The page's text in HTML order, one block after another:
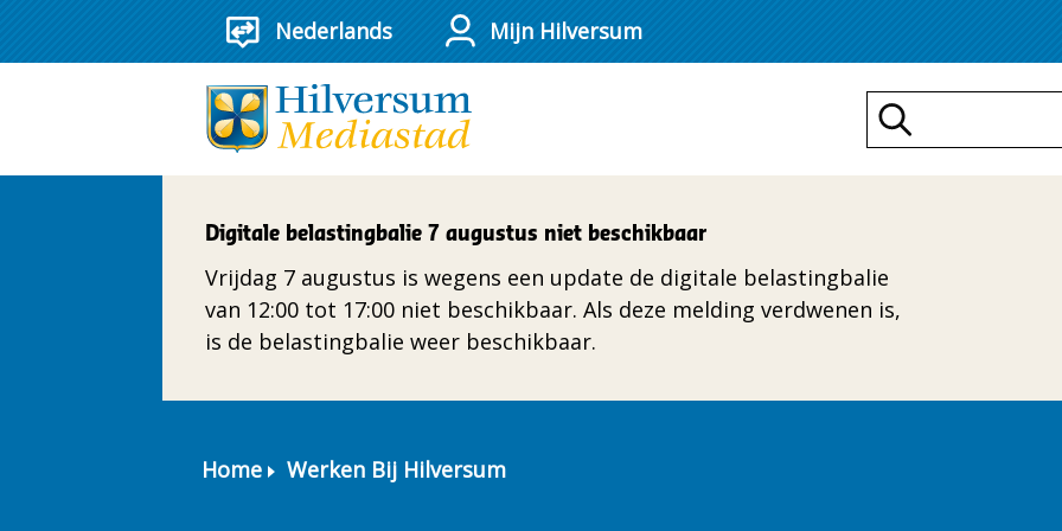
Mijn Hilversum
Zoeken
Digitale belastingbalie 7 augustus niet beschikbaar
Vrijdag 7 augustus is wegens een update de digitale belastingbalie
van 12:00 tot 17:00 niet beschikbaar. Als deze melding verdwenen is,
is de belastingbalie weer beschikbaar.
Home Werken Bij Hilversum